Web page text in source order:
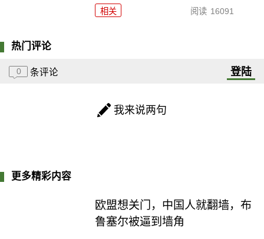
相关 阅读 16091
热门评论
0 条评论 登陆
我来说两句
更多精彩内容
欧盟想关门，中国人就翻墙，布
鲁塞尔被逼到墙角